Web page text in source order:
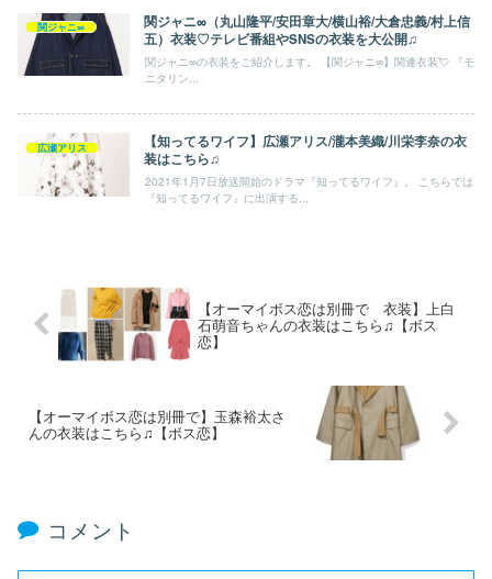
関ジャニ∞
関ジャニ∞（丸山隆平/安田章大/横山裕/大倉忠義/村上信
五）衣装♡テレビ番組やSNSの衣装を大公開♫
関ジャニ∞の衣装をご紹介します。 【関ジャニ∞】関連衣装💘 『モ
ニタリン...
広瀬アリス
【知ってるワイフ】広瀬アリス/瀧本美織/川栄李奈の衣
装はこちら♫
2021年1月7日放送開始のドラマ『知ってるワイフ』。 こちらでは
『知ってるワイフ』に出演する...
【オーマイボス恋は別冊で 衣装】上白
石萌音ちゃんの衣装はこちら♫【ボス
恋】
【オーマイボス恋は別冊で】玉森裕太さ
んの衣装はこちら♫【ボス恋】
コメント